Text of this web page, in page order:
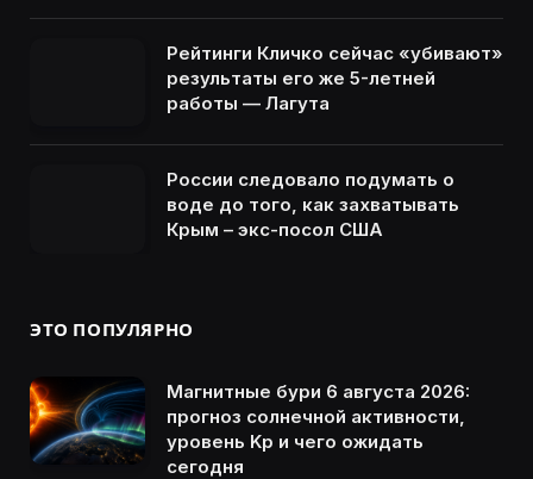
Рейтинги Кличко сейчас «убивают»
результаты его же 5-летней
работы — Лагута
России следовало подумать о
воде до того, как захватывать
Крым – экс-посол США
ЭТО ПОПУЛЯРНО
Магнитные бури 6 августа 2026:
прогноз солнечной активности,
уровень Kp и чего ожидать
сегодня